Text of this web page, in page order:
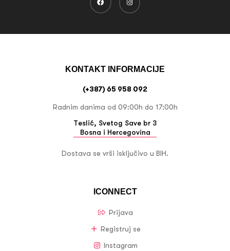
ICONNECT
Prijava
Registruj se
Instagram
KONTAKT INFORMACIJE
(+387) 65 958 092
Radnim danima od 09:00h do 17:00h
Teslić, Svetog Save br 3
Bosna i Hercegovina
Dostava se vrši isključivo u BIH.